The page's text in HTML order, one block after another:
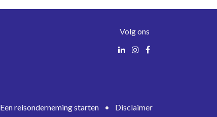
Volg ons
Een reisonderneming starten • Disclaimer